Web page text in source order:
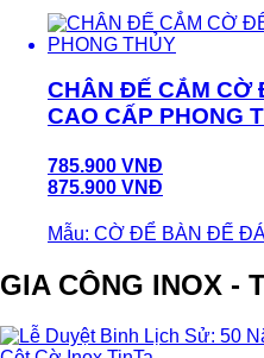
CHÂN ĐẾ CẮM CỜ
CAO CẤP PHONG
785.900 VNĐ
875.900 VNĐ
Mẫu: CỜ ĐỂ BÀN ĐẾ
GIA CÔNG INOX -